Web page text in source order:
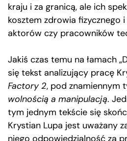
kraju i za granicą, ale ich
kosztem zdrowia fizycznego
aktorów czy pracowników
Jakiś czas temu na łamach
się tekst analizujący pracę
Factory 2, pod znamiennym
wolnością a manipulacją.
tym jednym tekście się
Krystian Lupa jest uważany
niego odpowiedzialność za